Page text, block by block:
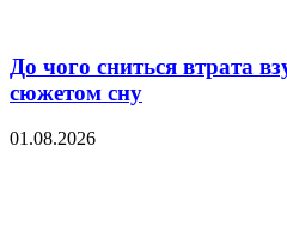
До чого сниться втрата
сюжетом сну
01.08.2026